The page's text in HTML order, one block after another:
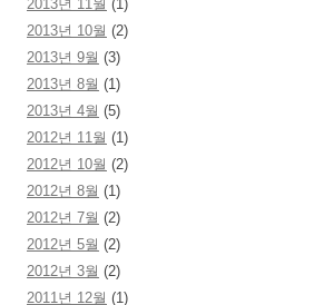
2013년 11월 (1)
2013년 10월 (2)
2013년 9월 (3)
2013년 8월 (1)
2013년 4월 (5)
2012년 11월 (1)
2012년 10월 (2)
2012년 8월 (1)
2012년 7월 (2)
2012년 5월 (2)
2012년 3월 (2)
2011년 12월 (1)